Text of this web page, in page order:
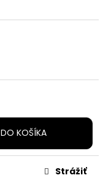
DO KOŠÍKA
Strážiť